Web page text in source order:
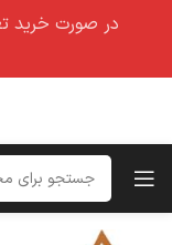
در صورت خرید